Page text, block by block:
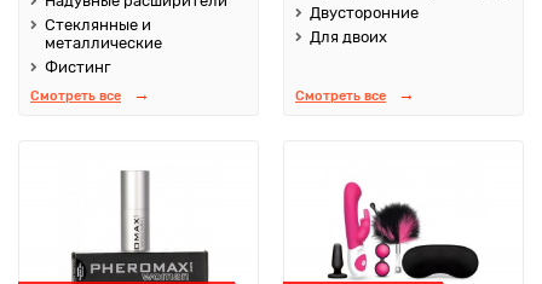
Стеклянные и
металлические
Фистинг
Смотреть все
Двусторонние
Для двоих
Смотреть все